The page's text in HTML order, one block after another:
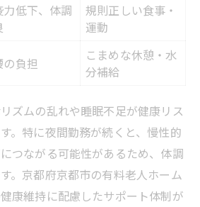
力低下、体調
規則正しい食事・
運動
の負担
こまめな休憩・水
分補給
ズムの乱れや睡眠不足が健康リス
。特に夜間勤務が続くと、慢性的
つながる可能性があるため、体調
。京都府京都市の有料老人ホーム
康維持に配慮したサポート体制が